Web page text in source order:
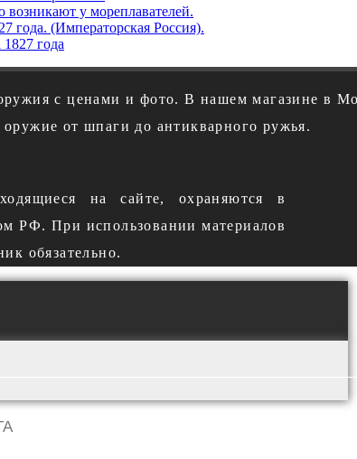
возникают у мореплавателей.
года. (Императорская Россия).
года
с ценами и фото. В нашем магазине в
от шпаги до антикварного ружья.
на сайте, охраняются в
РФ. При использовании материалов
обязательно.